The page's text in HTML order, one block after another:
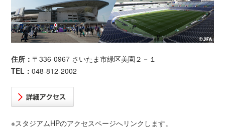
住所： 〒336-0967 さいたま市緑区美園２－１
TEL：048-812-2002
※スタジアムHPのアクセスページへリンクします。